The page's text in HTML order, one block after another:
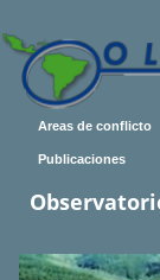
Areas de conflicto
Publicaciones